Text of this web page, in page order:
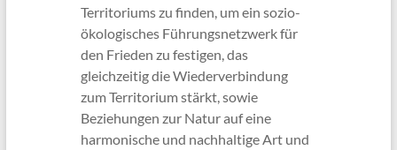
Territoriums zu finden, um ein sozio-
ökologisches Führungsnetzwerk für
den Frieden zu festigen, das
gleichzeitig die Wiederverbindung
zum Territorium stärkt, sowie
Beziehungen zur Natur auf eine
harmonische und nachhaltige Art und